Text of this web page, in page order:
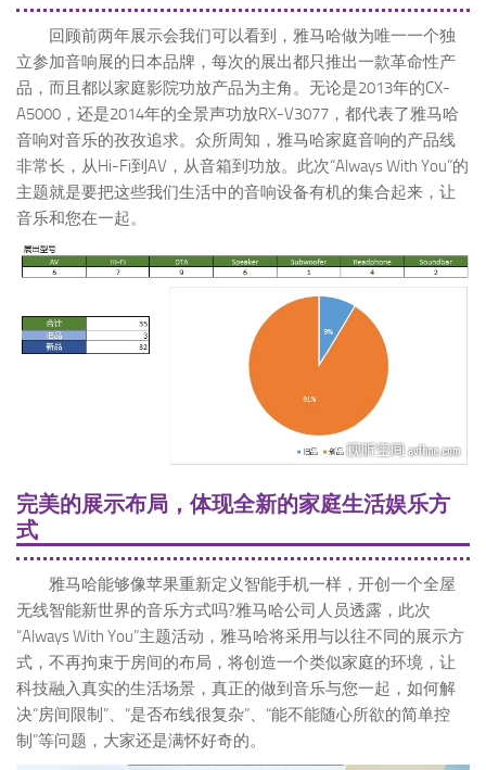
回顾前两年展示会我们可以看到，雅马哈做为唯一一个独
立参加音响展的日本品牌，每次的展出都只推出一款革命性产
品，而且都以家庭影院功放产品为主角。无论是2013年的CX-
A5000，还是2014年的全景声功放RX-V3077，都代表了雅马哈
音响对音乐的孜孜追求。众所周知，雅马哈家庭音响的产品线
非常长，从Hi-Fi到AV，从音箱到功放。此次“Always With You”的
主题就是要把这些我们生活中的音响设备有机的集合起来，让
音乐和您在一起。
完美的展示布局，体现全新的家庭生活娱乐方
式
雅马哈能够像苹果重新定义智能手机一样，开创一个全屋
无线智能新世界的音乐方式吗?雅马哈公司人员透露，此次
“Always With You”主题活动，雅马哈将采用与以往不同的展示方
式，不再拘束于房间的布局，将创造一个类似家庭的环境，让
科技融入真实的生活场景，真正的做到音乐与您一起，如何解
决“房间限制”、“是否布线很复杂”、“能不能随心所欲的简单控
制”等问题，大家还是满怀好奇的。